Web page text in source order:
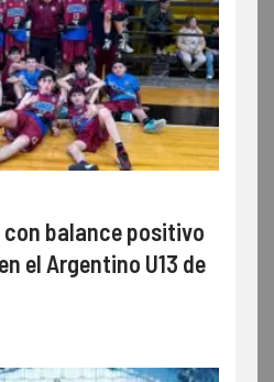
balance positivo
el Argentino U13 de